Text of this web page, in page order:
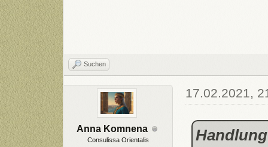
Suchen
Anna Komnena
Consulissa Orientalis
17.02.2021,